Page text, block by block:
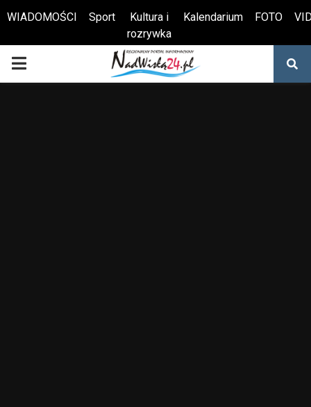
Otwórz pasek narzędzi
WIADOMOŚCI Sport
Kultura i
rozrywka
Kalendarium FOTO
PRIMARY